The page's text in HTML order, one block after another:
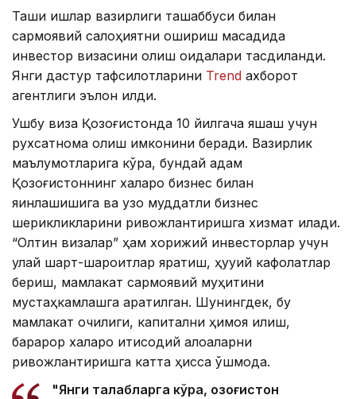
Ташқи ишлар вазирлиги ташаббуси билан
сармоявий салоҳиятни ошириш мақсадида
инвестор визасини олиш қоидалари тасдиқланди.
Янги дастур тафсилотларини Trend ахборот
агентлиги эълон қилди.
Ушбу виза Қозоғистонда 10 йилгача яшаш учун
рухсатнома олиш имконини беради. Вазирлик
маълумотларига кўра, бундай қадам
Қозоғистоннинг халқаро бизнес билан
яқинлашишига ва узоқ муддатли бизнес
шерикликларини ривожлантиришга хизмат қилади.
“Олтин визалар” ҳам хорижий инвесторлар учун
қулай шарт-шароитлар яратиш, ҳуқуқий кафолатлар
бериш, мамлакат сармоявий муҳитини
мустаҳкамлашга қаратилган. Шунингдек, бу
мамлакат очиқлиги, капитални ҳимоя қилиш,
барқарор халқаро иқтисодий алоқаларни
ривожлантиришга катта ҳисса қўшмоқда.
"Янги талабларга кўра, Қозоғистон